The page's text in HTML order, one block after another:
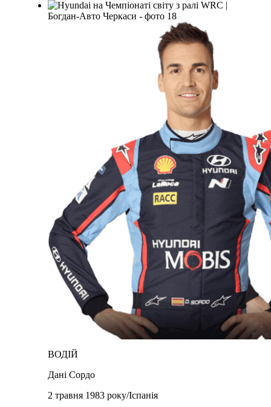
ВОДІЙ
Дані Сордо
2 травня 1983 року/Іспанія